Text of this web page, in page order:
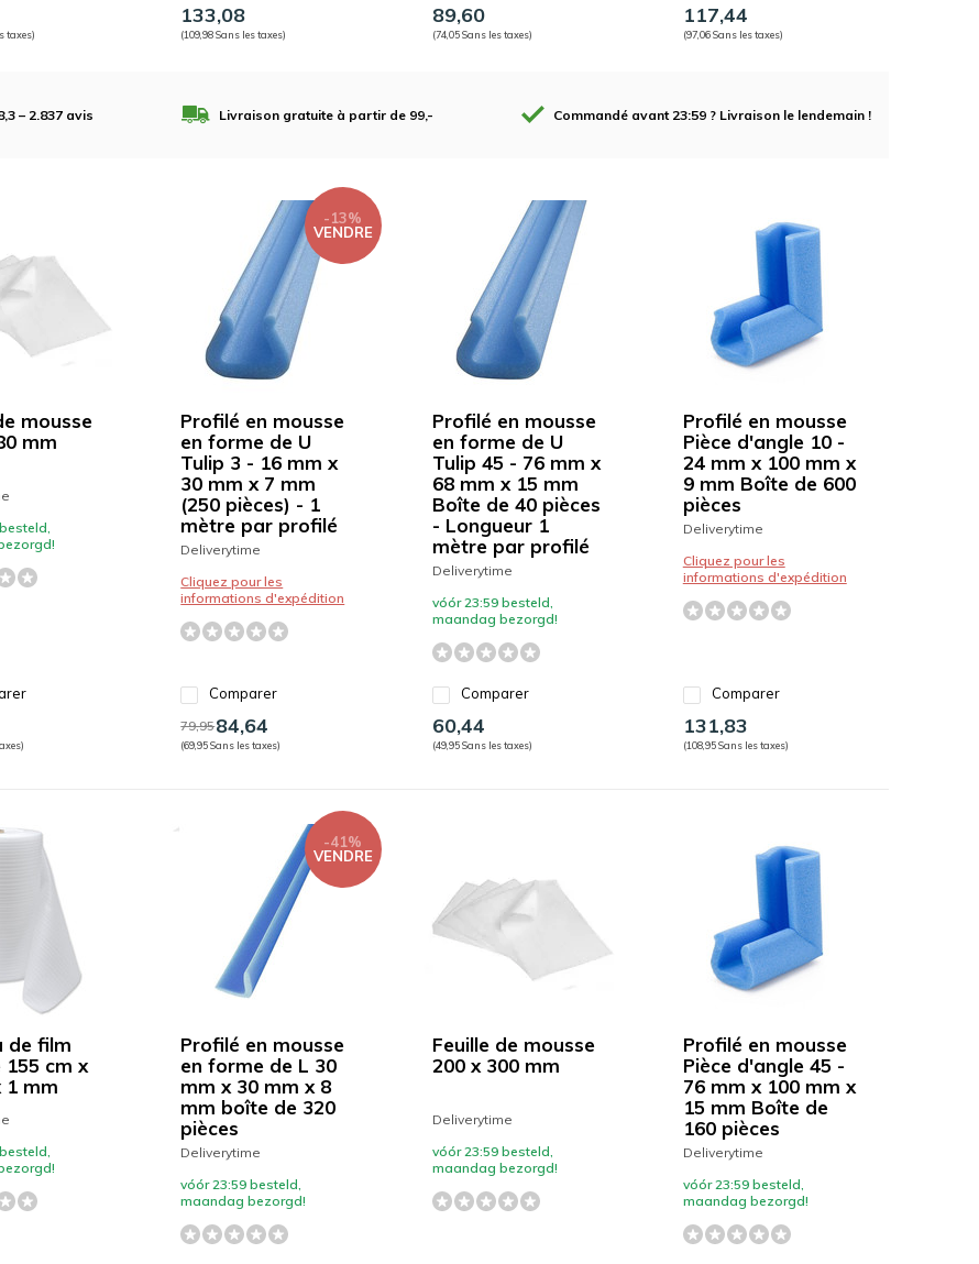
taxes)
133,08
(109,98 Sans les taxes)
89,60
(74,05 Sans les taxes)
117,44
(97,06 Sans les taxes)
– 2.837 avis Livraison gratuite à partir de 99,- Commandé avant 23:59 ? Livraison le lendemain !
mousse
mm
Profilé en mousse
en forme de U
Tulip 3 - 16 mm x
30 mm x 7 mm
(250 pièces) - 1
mètre par profilé
-13%
VENDRE
Deliverytime
Cliquez pour les
informations d'expédition
Comparer
79,9584,64
(69,95 Sans les taxes)
Profilé en mousse
en forme de U
Tulip 45 - 76 mm x
68 mm x 15 mm
Boîte de 40 pièces
- Longueur 1
mètre par profilé
Deliverytime
vóór 23:59 besteld,
maandag bezorgd!
Comparer
60,44
(49,95 Sans les taxes)
Profilé en mousse
Pièce d'angle 10 -
24 mm x 100 mm x
9 mm Boîte de 600
pièces
Deliverytime
Cliquez pour les
informations d'expédition
Comparer
131,83
(108,95 Sans les taxes)
de film
155 cm x
1 mm
Profilé en mousse
en forme de L 30
mm x 30 mm x 8
mm boîte de 320
pièces
-41%
VENDRE
Deliverytime
vóór 23:59 besteld,
maandag bezorgd!
Feuille de mousse
200 x 300 mm
Deliverytime
vóór 23:59 besteld,
maandag bezorgd!
Profilé en mousse
Pièce d'angle 45 -
76 mm x 100 mm x
15 mm Boîte de
160 pièces
Deliverytime
vóór 23:59 besteld,
maandag bezorgd!